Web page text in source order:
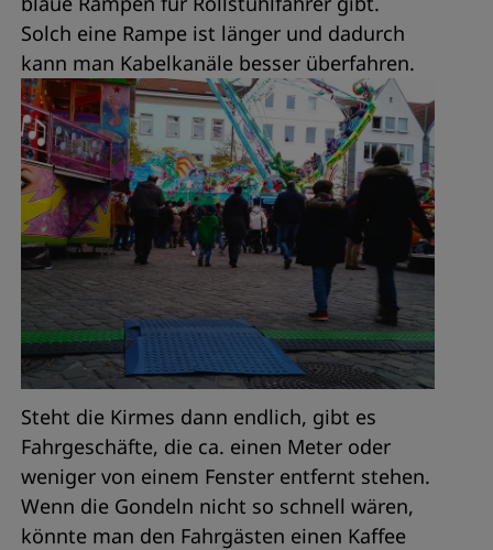
Solch eine Rampe ist länger und dadurch
kann man Kabelkanäle besser überfahren.
Steht die Kirmes dann endlich, gibt es
Fahrgeschäfte, die ca. einen Meter oder
weniger von einem Fenster entfernt stehen.
Wenn die Gondeln nicht so schnell wären,
könnte man den Fahrgästen einen Kaffee